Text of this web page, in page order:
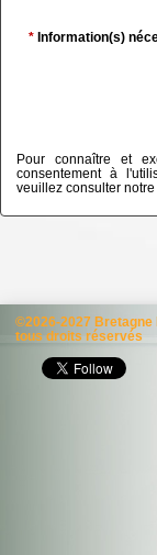
* Information(s)
Pour connaître et
consentement à
veuillez consulter notre
©2026-2027 Bretagne
tous droits réservés